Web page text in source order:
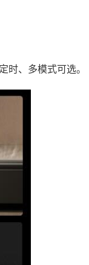
、多模式可选。